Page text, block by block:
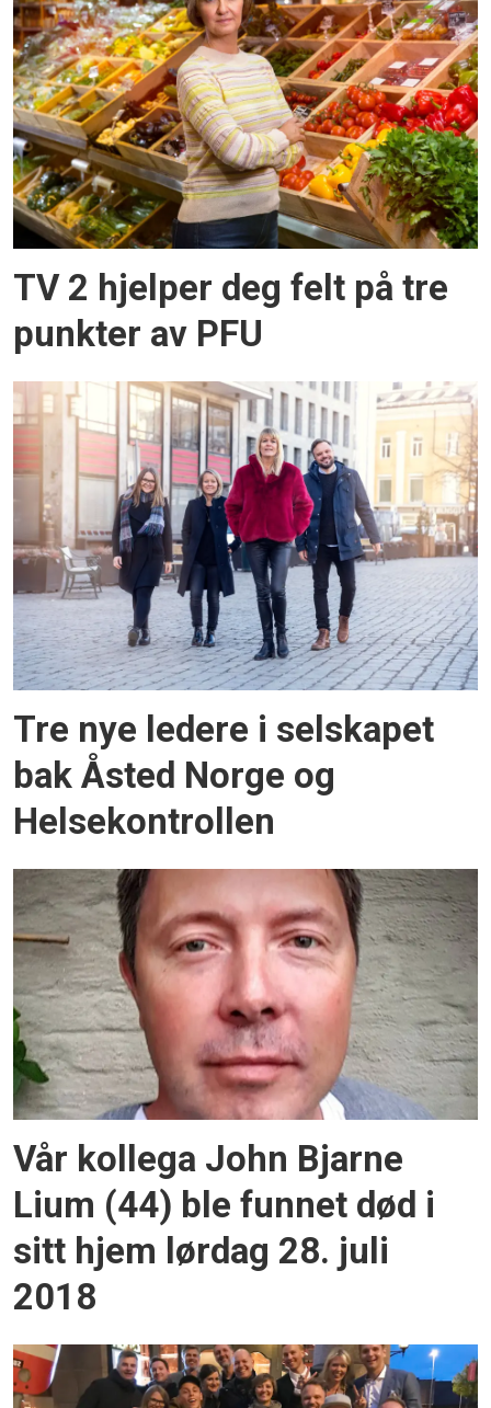
TV 2 hjelper deg felt på tre
punkter av PFU
Tre nye ledere i selskapet
bak Åsted Norge og
Helsekontrollen
Vår kollega John Bjarne
Lium (44) ble funnet død i
sitt hjem lørdag 28. juli
2018